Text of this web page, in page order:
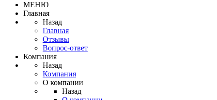
МЕНЮ
Главная
Назад
Главная
Отзывы
Вопрос-ответ
Компания
Назад
Компания
О компании
Назад